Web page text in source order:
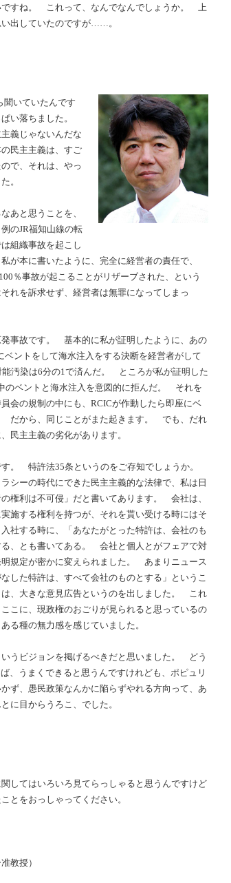
ですね。 これって、なんでなんでしょうか。 上
い出していたのですが……。
聞いていたんです
ぱい落ちました。
義じゃないんだな
民主主義は、すご
で、それは、やっ
た。
あと思うことを、
のJR福知山線の転
組織事故を起こし
本に書いたように、完全に経営者の責任で、
％事故が起こることがリザーブされた、という
れを訴求せず、経営者は無罪になってしまっ
事故です。 基本的に私が証明したように、あの
ントをして海水注入をする決断を経営者がして
汚染は6分の1で済んだ。 ところが私が証明した
のベントと海水注入を意図的に拒んだ。 それを
会の規制の中にも、RCICが作動したら即座にベ
だから、同じことがまた起きます。 でも、だれ
民主主義の劣化があります。
す。 特許法35条というのをご存知でしょうか。
シーの時代にできた民主主義的な法律で、私は日
権利は不可侵」だと書いてあります。 会社は、
施する権利を持つが、それを貰い受ける時にはそ
社する時に、「あなたがとった特許は、会社のも
、とも書いてある。 会社と個人とがフェアで対
規定が密かに変えられました。 あまりニュース
した特許は、すべて会社のものとする」というこ
、大きな意見広告というのを出しました。 これ
こに、現政権のおごりが見られると思っているの
る種の無力感を感じていました。
うビジョンを掲げるべきだと思いました。 どう
、うまくできると思うんですけれども、ポピュリ
ず、愚民政策なんかに陥らずやれる方向って、あ
に目からうろこ、でした。
してはいろいろ見てらっしゃると思うんですけど
とをおっしゃってください。
教授）